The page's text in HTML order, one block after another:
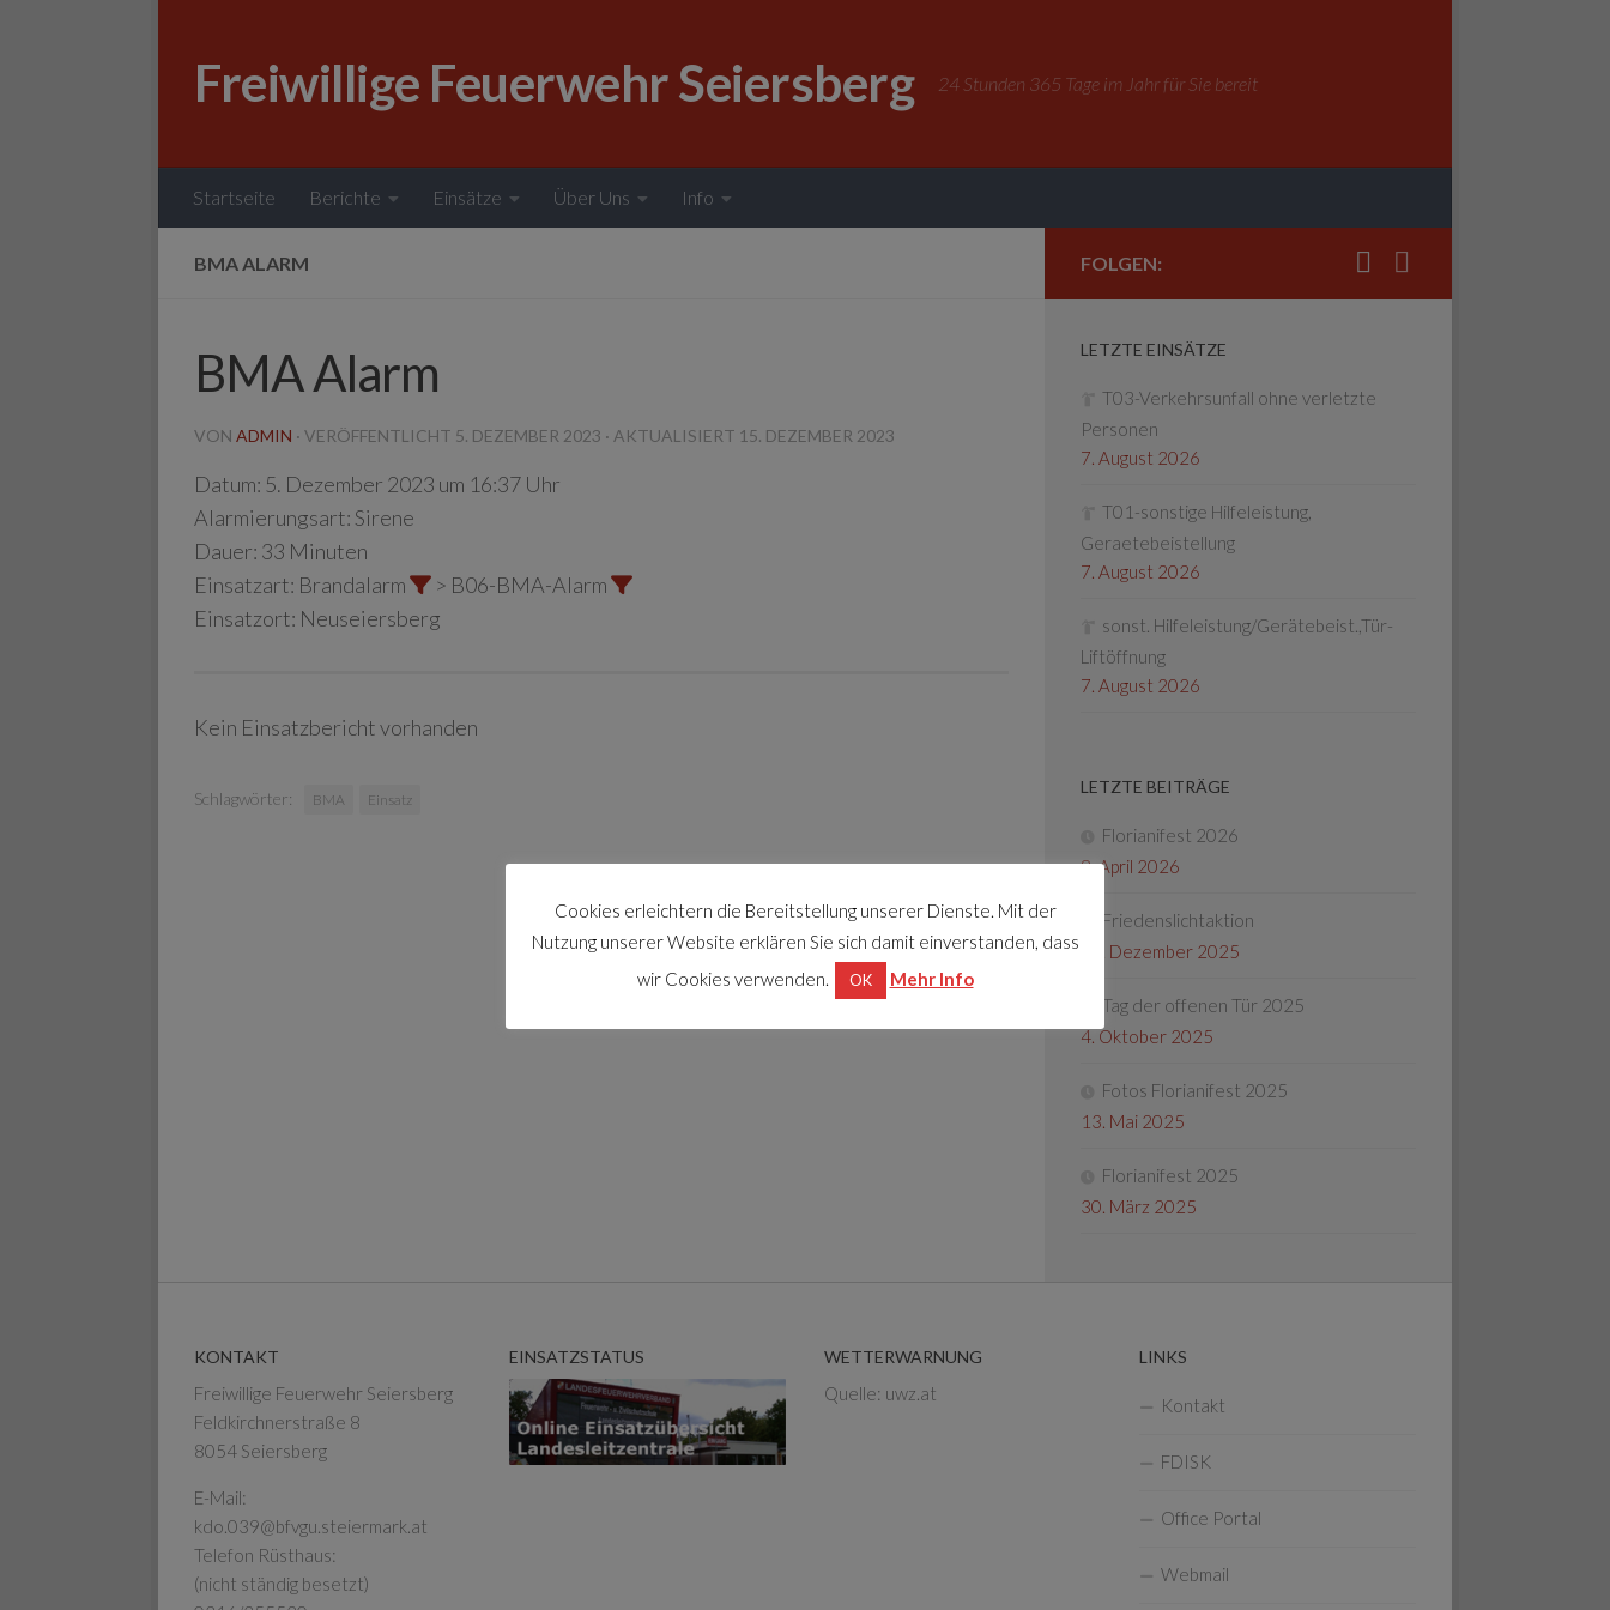
Freiwillige Feuerwehr Seiersberg 24 Stunden 365 Tage im Jahr für Sie bereit
Startseite Berichte Einsätze Über Uns Info
BMA ALARM
BMA Alarm
VON ADMIN · VERÖFFENTLICHT 5. DEZEMBER 2023 · AKTUALISIERT 15. DEZEMBER 2023
Datum: 5. Dezember 2023 um 16:37 Uhr
Alarmierungsart: Sirene
Dauer: 33 Minuten
Einsatzart: Brandalarm
> B06-BMA-Alarm
Einsatzort: Neuseiersberg
Kein Einsatzbericht vorhanden
Schlagwörter: BMA Einsatz
FOLGEN:
LETZTE EINSÄTZE
T03-Verkehrsunfall ohne verletzte
Personen
7. August 2026
T01-sonstige Hilfeleistung,
Geraetebeistellung
7. August 2026
sonst. Hilfeleistung/Gerätebeist.,Tür-
Liftöffnung
7. August 2026
LETZTE BEITRÄGE
Florianifest 2026
8. April 2026
Friedenslichtaktion
22. Dezember 2025
Tag der offenen Tür 2025
4. Oktober 2025
Fotos Florianifest 2025
13. Mai 2025
Florianifest 2025
30. März 2025
KONTAKT
Freiwillige Feuerwehr Seiersberg
Feldkirchnerstraße 8
8054 Seiersberg
E-Mail:
kdo.039@bfvgu.steiermark.at
Telefon Rüsthaus:
(nicht ständig besetzt)
EINSATZSTATUS WETTERWARNUNG
Quelle: uwz.at
LINKS
Kontakt
FDISK
Office Portal
Webmail
Cookies erleichtern die Bereitstellung unserer Dienste. Mit der
Nutzung unserer Website erklären Sie sich damit einverstanden, dass
wir Cookies verwenden.
OK Mehr Info